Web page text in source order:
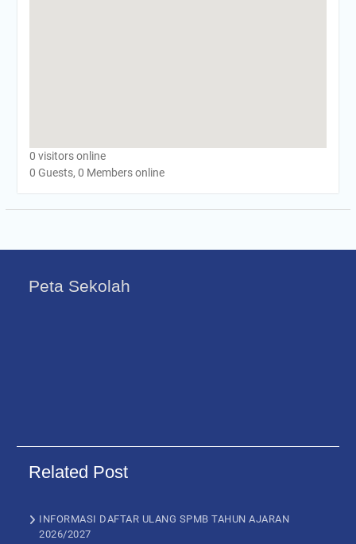
0 visitors online
0 Guests, 0 Members online
Peta Sekolah
Related Post
INFORMASI DAFTAR ULANG SPMB TAHUN AJARAN
2026/2027